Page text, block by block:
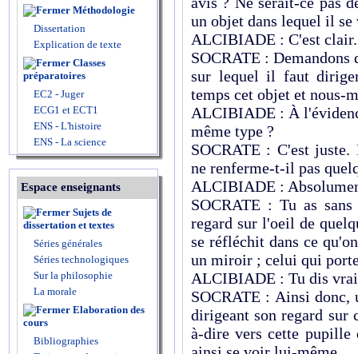
Méthodologie
Dissertation
Explication de texte
Classes
préparatoires
EC2 - Juger
ECG1 et ECT1
ENS - L'histoire
ENS - La science
Espace enseignants
Sujets de
dissertation et textes
Séries générales
Séries technologiques
Sur la philosophie
La morale
Elaboration des
cours
Bibliographies
un objet dans lequel il
ALCIBIADE : C'est clair.
SOCRATE :
sur lequel il faut
temps cet objet et nous-
ALCIBIADE : À
même type ?
SOCRATE : C'est
ne renferme-t-il pas
ALCIBIADE :
SOCRATE : Tu as
regard sur l'oeil de
se réfléchit dans ce
un miroir ; celui qui
ALCIBIADE : Tu dis
SOCRATE : Ainsi
dirigeant son regard
à-dire vers cette pupille